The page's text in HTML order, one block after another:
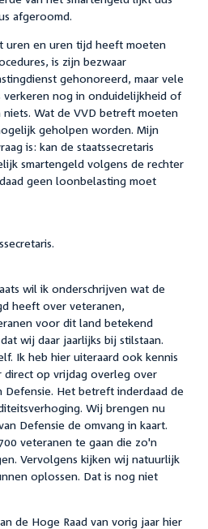
afgeroomd.
uren en uren tijd heeft moeten
is zijn bezwaar
gehonoreerd, maar vele
verkeren nog in onduidelijkheid of
Wat de VVD betreft moeten
geholpen worden. Mijn
is: kan de staatssecretaris
smartengeld volgens de rechter
geen loonbelasting moet
wil ik onderschrijven wat de
heeft over veteranen,
voor dit land betekend
wij daar jaarlijks bij stilstaan.
Ik heb hier uiteraard ook kennis
direct op vrijdag overleg over
Defensie. Het betreft inderdaad de
Wij brengen nu
Defensie de omvang in kaart.
veteranen te gaan die zo'n
Vervolgens kijken wij natuurlijk
oplossen. Dat is nog niet
de Hoge Raad van vorig jaar hier